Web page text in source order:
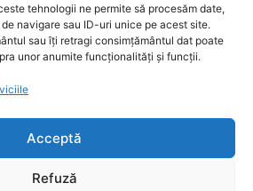
tehnologii ne permite să procesăm date,
navigare sau ID-uri unice pe acest site.
sau îți retragi consimțământul dat poate
unor anumite funcționalități și funcții.
Acceptă
Refuză
160
158
149